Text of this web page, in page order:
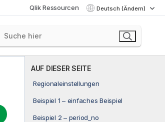
Qlik Ressourcen Deutsch (Ändern)
AUF DIESER SEITE
Regionaleinstellungen
Beispiel 1 – einfaches Beispiel
Beispiel 2 – period_no